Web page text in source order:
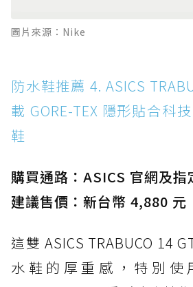
圖片來源：Nike
防水鞋推薦 4. ASICS
載 GORE-TEX 隱形貼合科
鞋
購買通路：ASICS 官網及指
建議售價：新台幣 4,880 元
這雙 ASICS TRABUCO 14
水鞋的厚重感，特別使